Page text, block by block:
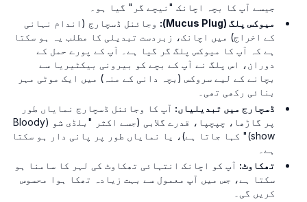
جیسے آپ کا بچہ اچانک "نیچے گر" گیا ہو۔
میوکس پلگ (Mucus Plug):
وجائنل ڈسچارج (اندام نہانی
کے اخراج) میں اچانک، زبردست تبدیلی کا مطلب یہ ہو سکتا
ہے کہ آپ کا میوکس پلگ گر گیا ہے۔ آپ کے پورے حمل کے
دوران، اس پلگ نے آپ کے بچے کو بیرونی بیکٹیریا سے
بچانے کے لیے سروکس (بچہ دانی کے منہ) میں ایک موٹی مہر
بنائی رکھی تھی۔
ڈسچارج میں تبدیلیاں: آپ کا وجائنل ڈسچارج نمایاں طور
پر گاڑھا، چپچپا، قدرے گلابی (جسے اکثر "بلڈی شو (Bloody
show)" کہا جاتا ہے)، یا نمایاں طور پر پانی دار ہو سکتا
ہے۔
تھکاوٹ: آپ کو اچانک انتہائی تھکاوٹ کی لہر کا سامنا ہو
سکتا ہے، جس میں آپ معمول سے بہت زیادہ تھکا ہوا محسوس
کریں گی۔